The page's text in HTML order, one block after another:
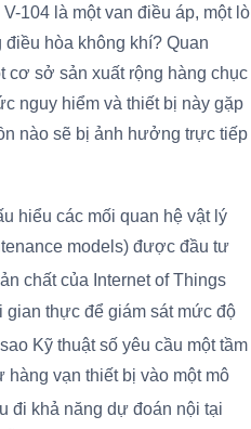
104 là một van điều áp, một lò
hòa không khí? Quan
cơ sở sản xuất rộng hàng chục
nguy hiểm và thiết bị này gặp
nào sẽ bị ảnh hưởng trực tiếp
hiểu các mối quan hệ vật lý
models) được đầu tư
chất của Internet of Things
gian thực để giám sát mức độ
Kỹ thuật số yêu cầu một tầm
vạn thiết bị vào một mô
đi khả năng dự đoán nội tại